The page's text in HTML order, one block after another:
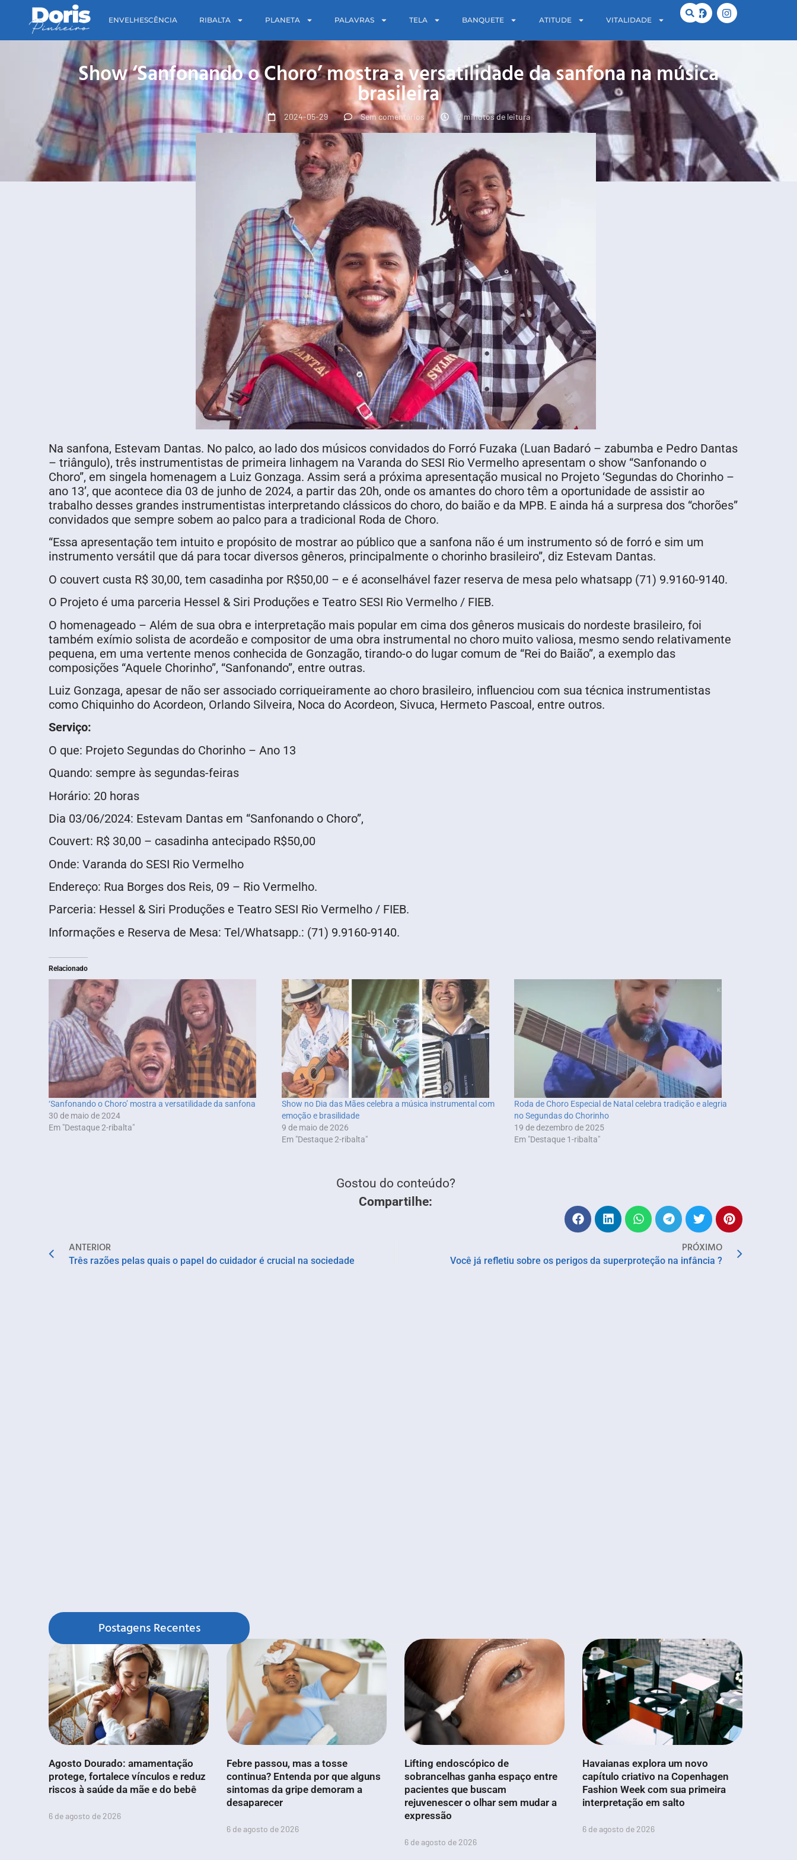
ENVELHESCÊNCIA RIBALTA PLANETA PALAVRAS TELA BANQUETE ATITUDE VITALIDADE
Show ‘Sanfonando o Choro’ mostra a versatilidade da sanfona na música
brasileira
2024-05-29 Sem comentários 2 minutos de leitura
Na sanfona, Estevam Dantas. No palco, ao lado dos músicos convidados do Forró Fuzaka (Luan Badaró – zabumba e Pedro Dantas
– triângulo), três instrumentistas de primeira linhagem na Varanda do SESI Rio Vermelho apresentam o show “Sanfonando o
Choro”, em singela homenagem a Luiz Gonzaga. Assim será a próxima apresentação musical no Projeto ‘Segundas do Chorinho –
ano 13’, que acontece dia 03 de junho de 2024, a partir das 20h, onde os amantes do choro têm a oportunidade de assistir ao
trabalho desses grandes instrumentistas interpretando clássicos do choro, do baião e da MPB. E ainda há a surpresa dos “chorões”
convidados que sempre sobem ao palco para a tradicional Roda de Choro.
“Essa apresentação tem intuito e propósito de mostrar ao público que a sanfona não é um instrumento só de forró e sim um
instrumento versátil que dá para tocar diversos gêneros, principalmente o chorinho brasileiro”, diz Estevam Dantas.
O couvert custa R$ 30,00, tem casadinha por R$50,00 – e é aconselhável fazer reserva de mesa pelo whatsapp (71) 9.9160-9140.
O Projeto é uma parceria Hessel & Siri Produções e Teatro SESI Rio Vermelho / FIEB.
O homenageado – Além de sua obra e interpretação mais popular em cima dos gêneros musicais do nordeste brasileiro, foi
também exímio solista de acordeão e compositor de uma obra instrumental no choro muito valiosa, mesmo sendo relativamente
pequena, em uma vertente menos conhecida de Gonzagão, tirando-o do lugar comum de “Rei do Baião”, a exemplo das
composições “Aquele Chorinho”, “Sanfonando”, entre outras.
Luiz Gonzaga, apesar de não ser associado corriqueiramente ao choro brasileiro, influenciou com sua técnica instrumentistas
como Chiquinho do Acordeon, Orlando Silveira, Noca do Acordeon, Sivuca, Hermeto Pascoal, entre outros.
Serviço:
O que: Projeto Segundas do Chorinho – Ano 13
Quando: sempre às segundas-feiras
Horário: 20 horas
Dia 03/06/2024: Estevam Dantas em “Sanfonando o Choro”,
Couvert: R$ 30,00 – casadinha antecipado R$50,00
Onde: Varanda do SESI Rio Vermelho
Endereço: Rua Borges dos Reis, 09 – Rio Vermelho.
Parceria: Hessel & Siri Produções e Teatro SESI Rio Vermelho / FIEB.
Informações e Reserva de Mesa: Tel/Whatsapp.: (71) 9.9160-9140.
Relacionado
‘Sanfonando o Choro’ mostra a versatilidade da sanfona
30 de maio de 2024
Em "Destaque 2-ribalta"
Show no Dia das Mães celebra a música instrumental com
emoção e brasilidade
9 de maio de 2026
Em "Destaque 2-ribalta"
Roda de Choro Especial de Natal celebra tradição e alegria
no Segundas do Chorinho
19 de dezembro de 2025
Em "Destaque 1-ribalta"
Gostou do conteúdo?
Compartilhe:
ANTERIOR
Três razões pelas quais o papel do cuidador é crucial na sociedade
PRÓXIMO
Você já refletiu sobre os perigos da superproteção na infância ?
Postagens Recentes
Agosto Dourado: amamentação
protege, fortalece vínculos e reduz
riscos à saúde da mãe e do bebê
6 de agosto de 2026
Febre passou, mas a tosse
continua? Entenda por que alguns
sintomas da gripe demoram a
desaparecer
6 de agosto de 2026
Lifting endoscópico de
sobrancelhas ganha espaço entre
pacientes que buscam
rejuvenescer o olhar sem mudar a
expressão
6 de agosto de 2026
Havaianas explora um novo
capítulo criativo na Copenhagen
Fashion Week com sua primeira
interpretação em salto
6 de agosto de 2026